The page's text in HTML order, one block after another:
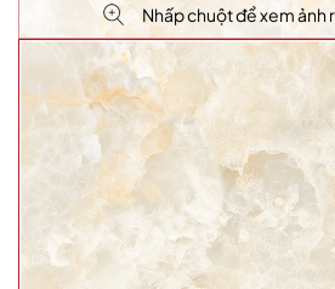
Nhấp chuột để xem ảnh